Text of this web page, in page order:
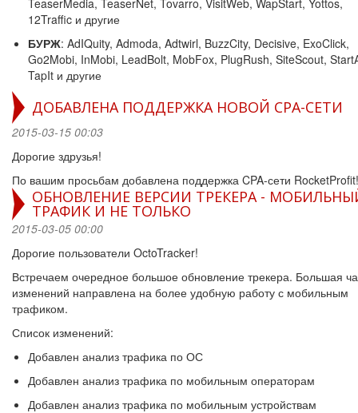
TeaserMedia, TeaserNet, Tovarro, VisitWeb, WapStart, Yottos,
12Traffic и другие
БУРЖ: AdIQuity, Admoda, Adtwirl, BuzzCity, Decisive, ExoClick,
Go2Mobi, InMobi, LeadBolt, MobFox, PlugRush, SiteScout,
TapIt и другие
ДОБАВЛЕНА ПОДДЕРЖКА НОВОЙ CPA-СЕТИ
2015-03-15 00:03
Дорогие здрузья!
По вашим просьбам добавлена поддержка CPA-сети RocketProfit!
ОБНОВЛЕНИЕ ВЕРСИИ ТРЕКЕРА -
ТРАФИК И НЕ ТОЛЬКО
2015-03-05 00:00
Дорогие пользователи OctoTracker!
Встречаем очередное большое обновление трекера. Большая
изменений направлена на более удобную работу с мобильным
трафиком.
Список изменений:
Добавлен анализ трафика по ОС
Добавлен анализ трафика по мобильным операторам
Добавлен анализ трафика по мобильным устройствам